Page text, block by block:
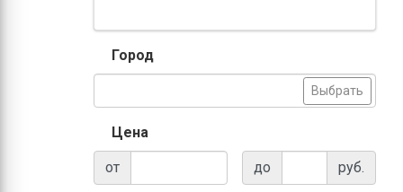
Город
Выбрать
Цена
от до руб.